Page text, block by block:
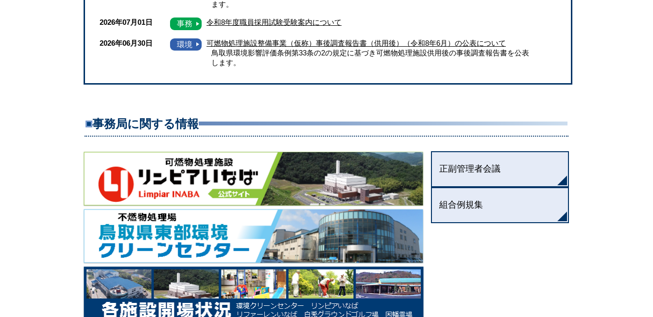
ます。
2026年07月01日 令和8年度職員採用試験受験案内について
2026年06月30日
可燃物処理施設整備事業（仮称）事後調査報告書（供用後）（令和8年6月）の公表について
鳥取県環境影響評価条例第33条の2の規定に基づき可燃物処理施設供用後の事後調査報告書を公表
します。
事務局に関する情報
正副管理者会議
組合例規集